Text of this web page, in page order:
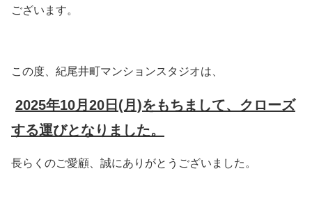
ございます。
この度、紀尾井町マンションスタジオは、
2025年10月20日(月)をもちまして、クローズ
する運びとなりました。
長らくのご愛顧、誠にありがとうございました。